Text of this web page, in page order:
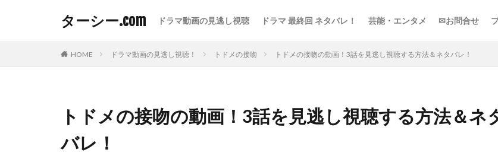
ターシー.com ドラマ動画の見逃し視聴 ドラマ 最終回 ネタバレ！ 芸能・エンタメ ✉お問合せ
HOME ドラマ動画の見逃し視聴！ トドメの接吻 トドメの接吻の動画！3話を見逃し視聴する方法＆ネタバレ！
トドメの接吻の動画！3話を見逃し視聴する方法＆ネ
バレ！